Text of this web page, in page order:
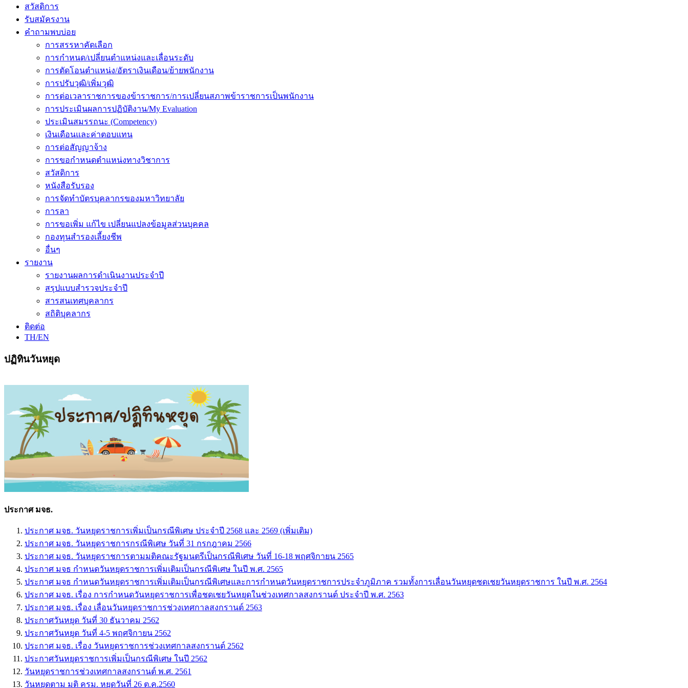
สวัสดิการ
รับสมัครงาน
คำถามพบบ่อย
การสรรหาคัดเลือก
การกำหนด/เปลี่ยนตำแหน่งและเลื่อนระดับ
การตัดโอนตำแหน่ง/อัตราเงินเดือน/ย้ายพนักงาน
การปรับวุฒิ/เพิ่มวุฒิ
การต่อเวลาราชการของข้าราชการ/การเปลี่ยนสภาพข้าราชการเป็นพนักงาน
การประเมินผลการปฏิบัติงาน/My Evaluation
ประเมินสมรรถนะ (Competency)
เงินเดือนและค่าตอบแทน
การต่อสัญญาจ้าง
การขอกำหนดตำแหน่งทางวิชาการ
สวัสดิการ
หนังสือรับรอง
การจัดทำบัตรบุคลากรของมหาวิทยาลัย
การลา
การขอเพิ่ม แก้ไข เปลี่ยนแปลงข้อมูลส่วนบุคคล
กองทุนสำรองเลี้ยงชีพ
อื่นๆ
รายงาน
รายงานผลการดำเนินงานประจำปี
สรุปแบบสำรวจประจำปี
สารสนเทศบุคลากร
สถิติบุคลากร
ติดต่อ
TH/EN
ปฏิทินวันหยุด
ประกาศ มจธ.
ประกาศ มจธ. วันหยุดราชการเพิ่มเป็นกรณีพิเศษ ประจำปี 2568 และ 2569 (เพิ่มเติม)
ประกาศ มจธ. วันหยุดราชการกรณีพิเศษ วันที่ 31 กรกฎาคม 2566
ประกาศ มจธ. วันหยุดราชการตามมติคณะรัฐมนตรีเป็นกรณีพิเศษ วันที่ 16-18 พฤศจิกายน 2565
ประกาศ มจธ กำหนดวันหยุดราชการเพิ่มเติมเป็นกรณีพิเศษ ในปี พ.ศ. 2565
ประกาศ มจธ กำหนดวันหยุดราชการเพิ่มเติมเป็นกรณีพิเศษและการกำหนดวันหยุดราชการประจำภูมิภาค รวมทั้งการเลื่อนวันหยุดชดเชยวันหยุดราชการ ในปี พ.ศ. 2564
ประกาศ มจธ. เรื่อง การกำหนดวันหยุดราชการเพื่อชดเชยวันหยุดในช่วงเทศกาลสงกรานต์ ประจำปี พ.ศ. 2563
ประกาศ มจธ. เรื่อง เลื่อนวันหยุดราชการช่วงเทศกาลสงกรานต์ 2563
ประกาศวันหยุด วันที่ 30 ธันวาคม 2562
ประกาศวันหยุด วันที่ 4-5 พฤศจิกายน 2562
ประกาศ มจธ. เรื่อง วันหยุดราชการช่วงเทศกาลสงกรานต์ 2562
ประกาศวันหยุดราชการเพิ่มเป็นกรณีพิเศษ ในปี 2562
วันหยุดราชการช่วงเทศกาลสงกรานต์ พ.ศ. 2561
วันหยุดตาม มติ ครม. หยุดวันที่ 26 ต.ค.2560